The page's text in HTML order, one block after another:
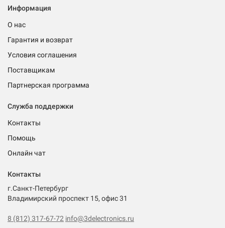
Информация
О нас
Гарантия и возврат
Условия соглашения
Поставщикам
Партнерская программа
Служба поддержки
Контакты
Помощь
Онлайн чат
Контакты
г.Санкт-Петербург
Владимирский проспект 15, офис 31
8 (812) 317-67-72 info@3delectronics.ru